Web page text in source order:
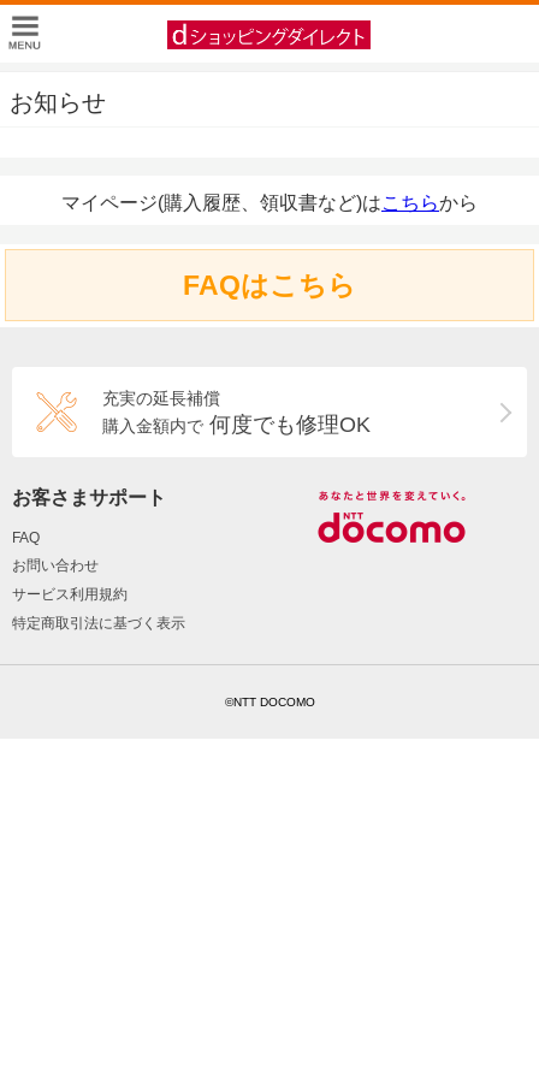
お知らせ
マイページ(購入履歴、領収書など)はこちらから
FAQはこちら
充実の延長補償
購入金額内で 何度でも修理OK
お客さまサポート
FAQ
お問い合わせ
サービス利用規約
特定商取引法に基づく表示
©NTT DOCOMO